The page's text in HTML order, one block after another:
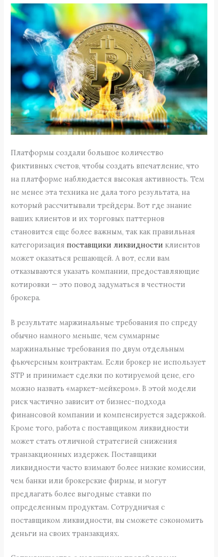
Платформы создали большое количество
фиктивных счетов, чтобы создать впечатление, что
на платформе наблюдается высокая активность. Тем
не менее эта техника не дала того результата, на
который рассчитывали трейдеры. Вот где знание
ваших клиентов и их торговых паттернов
становится еще более важным, так как правильная
категоризация поставщики ликвидности клиентов
может оказаться решающей. А вот, если вам
отказываются указать компании, предоставляющие
котировки — это повод задуматься в честности
брокера.
В результате маржинальные требования по спреду
обычно намного меньше, чем суммарные
маржинальные требования по двум отдельным
фьючерсным контрактам. Если брокер не использует
STP и принимает сделки по котируемой цене, его
можно назвать «маркет-мейкером». В этой модели
риск частично зависит от бизнес-подхода
финансовой компании и компенсируется задержкой.
Кроме того, работа с поставщиком ликвидности
может стать отличной стратегией снижения
транзакционных издержек. Поставщики
ликвидности часто взимают более низкие комиссии,
чем банки или брокерские фирмы, и могут
предлагать более выгодные ставки по
определенным продуктам. Сотрудничая с
поставщиком ликвидности, вы сможете сэкономить
деньги на своих транзакциях.